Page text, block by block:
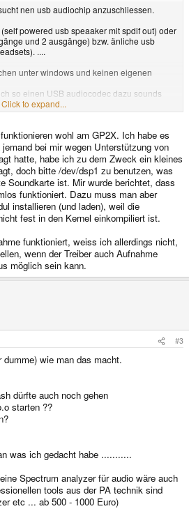
nen usb audiochip anzuschliessen.
powered usb speaaker mit spdif out) oder
und 2 ausgänge) bzw. änliche usb
....
unter windows und keinen eigenen
so einen USB audiocodec dazu sounds
(als wav auf die SD card würde ja für den
chip aufzunehmen bzw. abzuspielen.
der hat nen SPDIF out und kann direkt
komplett für ca 5 Euro bei www.pollin.de
ausgebaut den rest entsorgt. die
man kommt an alles ran, den SPDIF hab ich
brach da schlechter klang (alasing
IC´s laufen an USB1.1 Port)
Click to expand...
wohl am GP2X. Ich habe es
bei mir wegen Unterstützung von
hatte, habe ich zu dem Zweck ein kleines
doch bitte /dev/dsp1 zu benutzen, was
Soundkarte ist. Mir wurde berichtet, dass
funktioniert. Dazu muss man aber
installieren (und laden), weil die
fest in den Kernel einkompiliert ist.
funktioniert, weiss ich allerdings nicht,
wenn der Treiber auch Aufnahme
möglich sein kann.
#3
dumme) wie man das macht.
dürfte auch noch gehen
starten ??
was ich gedacht habe ...........
Spectrum analyzer für audio wäre auch
tools aus der PA technik sind
etc ... ab 500 - 1000 Euro)